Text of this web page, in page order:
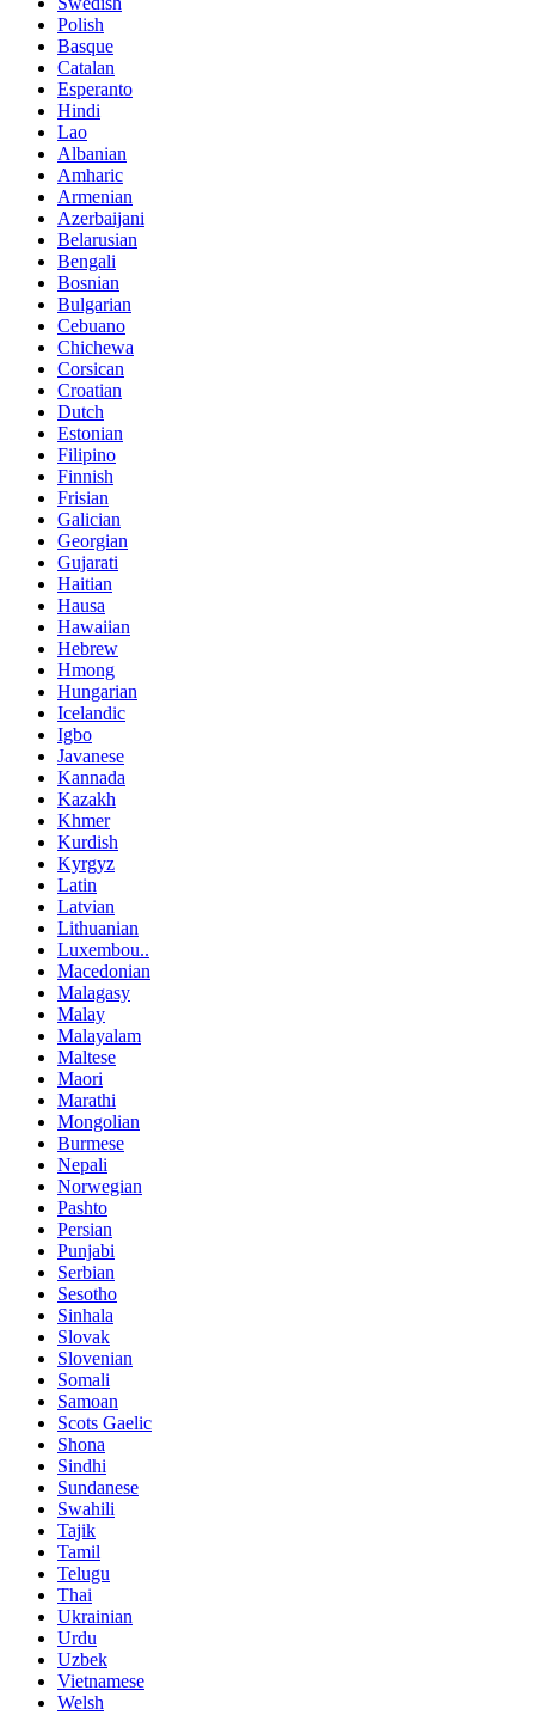
Polish
Basque
Catalan
Esperanto
Hindi
Lao
Albanian
Amharic
Armenian
Azerbaijani
Belarusian
Bengali
Bosnian
Bulgarian
Cebuano
Chichewa
Corsican
Croatian
Dutch
Estonian
Filipino
Finnish
Frisian
Galician
Georgian
Gujarati
Haitian
Hausa
Hawaiian
Hebrew
Hmong
Hungarian
Icelandic
Igbo
Javanese
Kannada
Kazakh
Khmer
Kurdish
Kyrgyz
Latin
Latvian
Lithuanian
Luxembou..
Macedonian
Malagasy
Malay
Malayalam
Maltese
Maori
Marathi
Mongolian
Burmese
Nepali
Norwegian
Pashto
Persian
Punjabi
Serbian
Sesotho
Sinhala
Slovak
Slovenian
Somali
Samoan
Scots Gaelic
Shona
Sindhi
Sundanese
Swahili
Tajik
Tamil
Telugu
Thai
Ukrainian
Urdu
Uzbek
Vietnamese
Welsh